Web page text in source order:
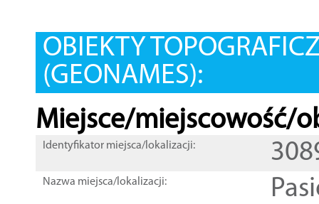
OBIEKTY
(GEONAMES):
Miejsce/miejscowość/
Identyfikator miejsca/lokalizacji:
Nazwa miejsca/lokalizacji: